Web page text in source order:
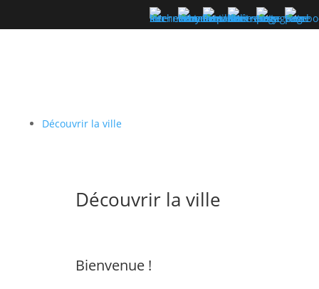
Découvrir la ville
Découvrir la ville
Bienvenue !